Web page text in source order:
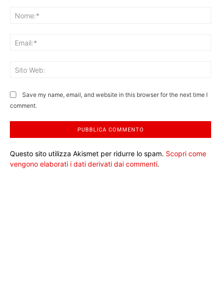
Save my name, email, and website in this browser for the next time I
comment.
Questo sito utilizza Akismet per ridurre lo spam. Scopri come
vengono elaborati i dati derivati dai commenti.